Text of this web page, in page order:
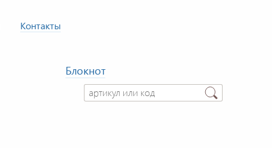
Контакты
Блокнот